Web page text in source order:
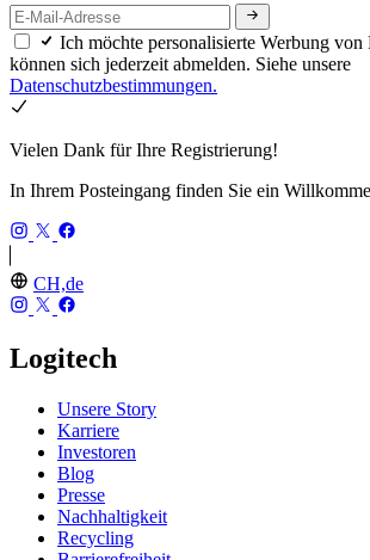
Ich möchte personalisierte Werbung
können sich jederzeit abmelden. Siehe unsere
Datenschutzbestimmungen.
Vielen Dank für Ihre Registrierung!
In Ihrem Posteingang finden Sie ein
CH,de
Logitech
Unsere Story
Karriere
Investoren
Blog
Presse
Nachhaltigkeit
Recycling